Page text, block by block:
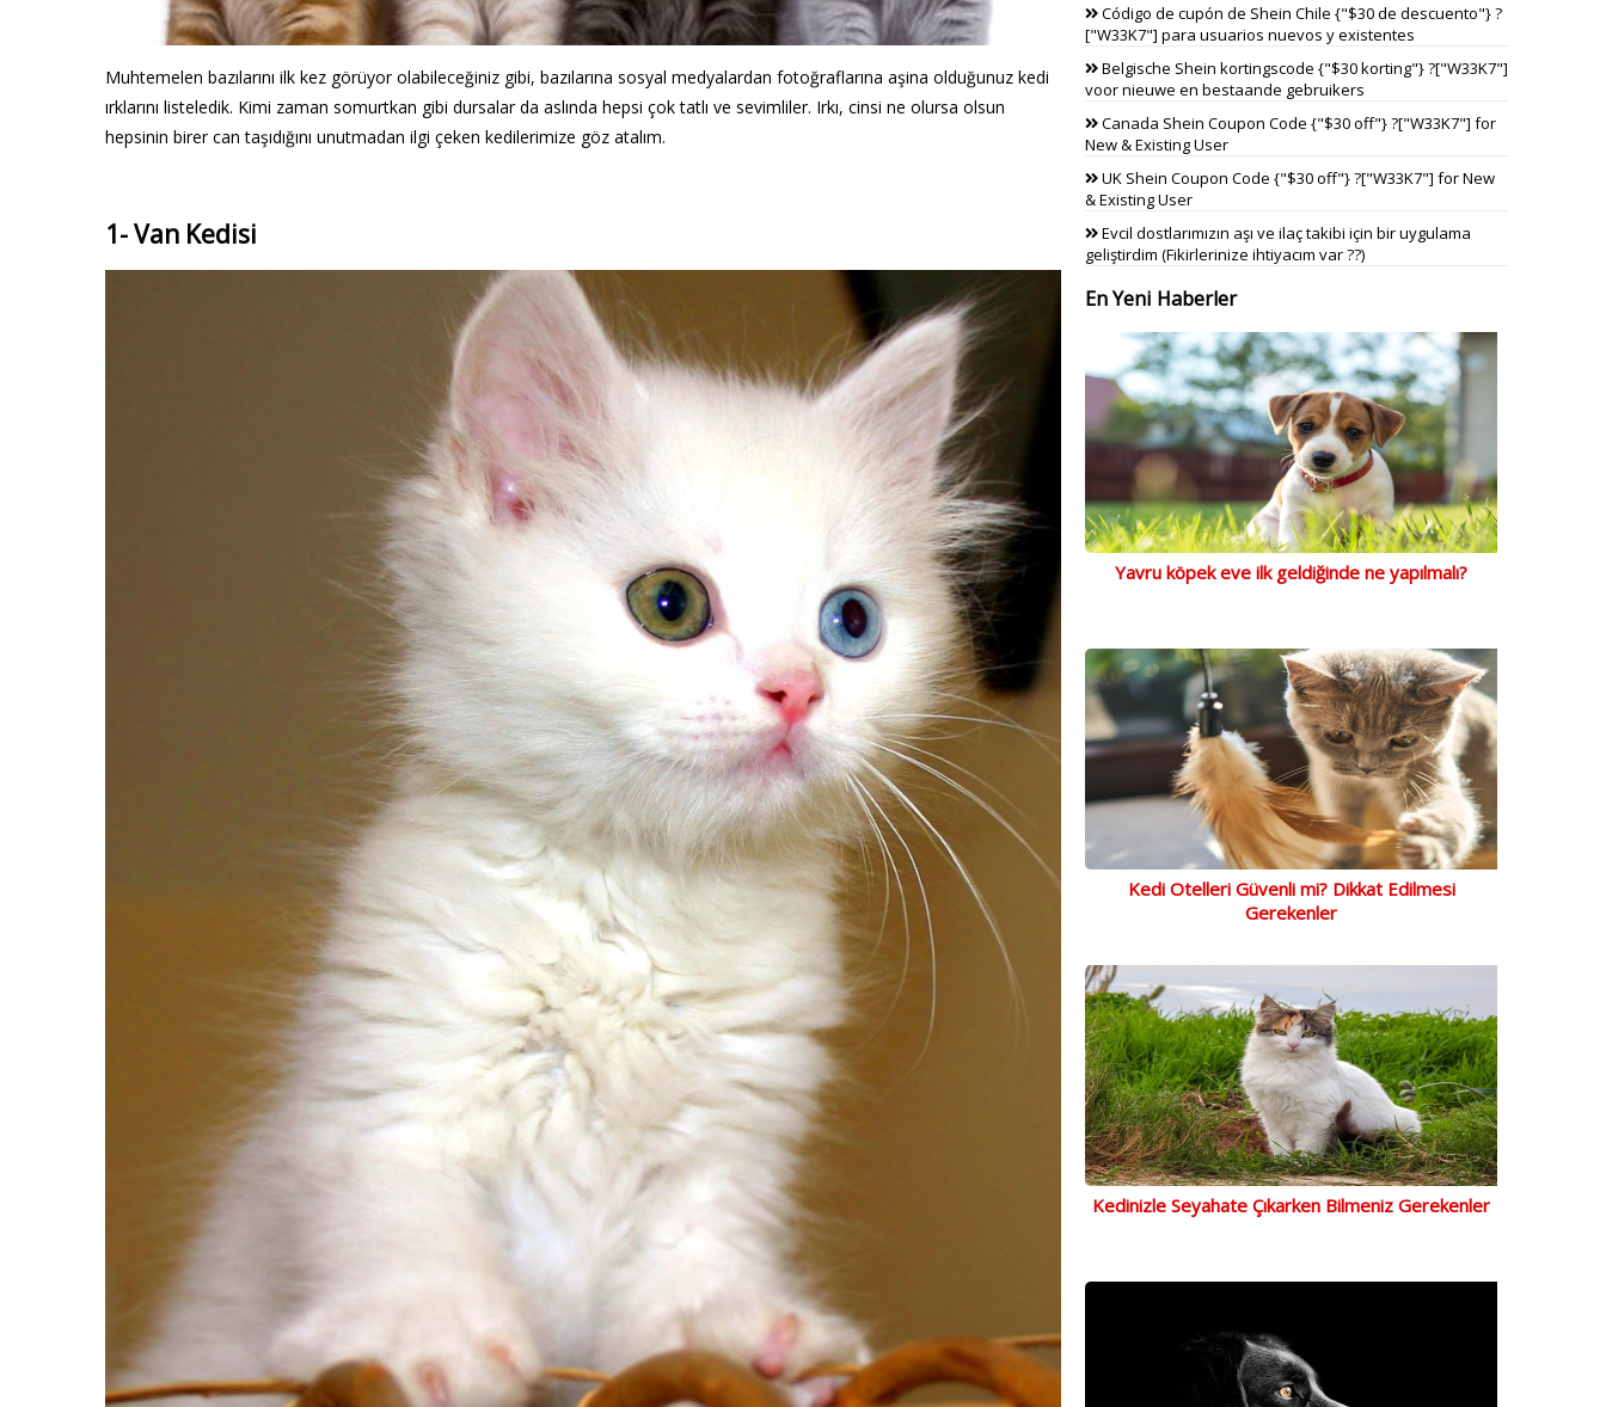
Muhtemelen bazılarını ilk kez görüyor olabileceğiniz gibi, bazılarına sosyal medyalardan fotoğraflarına aşina olduğunuz kedi
ırklarını listeledik. Kimi zaman somurtkan gibi dursalar da aslında hepsi çok tatlı ve sevimliler. Irkı, cinsi ne olursa olsun
hepsinin birer can taşıdığını unutmadan ilgi çeken kedilerimize göz atalım.
1- Van Kedisi
Código de cupón de Shein Chile {"$30 de descuento"} ?
["W33K7"] para usuarios nuevos y existentes
Belgische Shein kortingscode {"$30 korting"} ?["W33K7"]
voor nieuwe en bestaande gebruikers
Canada Shein Coupon Code {"$30 off"} ?["W33K7"] for
New & Existing User
UK Shein Coupon Code {"$30 off"} ?["W33K7"] for New
& Existing User
Evcil dostlarımızın aşı ve ilaç takibi için bir uygulama
geliştirdim (Fikirlerinize ihtiyacım var ??)
En Yeni Haberler
Yavru köpek eve ilk geldiğinde ne yapılmalı?
Kedi Otelleri Güvenli mi? Dikkat Edilmesi
Gerekenler
Kedinizle Seyahate Çıkarken Bilmeniz Gerekenler